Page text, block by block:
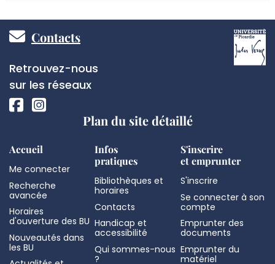
Pied
de
page
Contacts
Réseaux
sociaux
Retrouvez-nous
sur les réseaux
Plan du site détaillé
Accueil
Me connecter
Recherche
avancée
Horaires
d'ouverture des BU
Nouveautés dans
les BU
Infos
pratiques
Bibliothèques et
horaires
Contacts
Handicap et
accessibilité
Qui sommes-nous
?
S'inscrire
et emprunter
S'inscrire
Se connecter à son
compte
Emprunter des
documents
Emprunter du
matériel